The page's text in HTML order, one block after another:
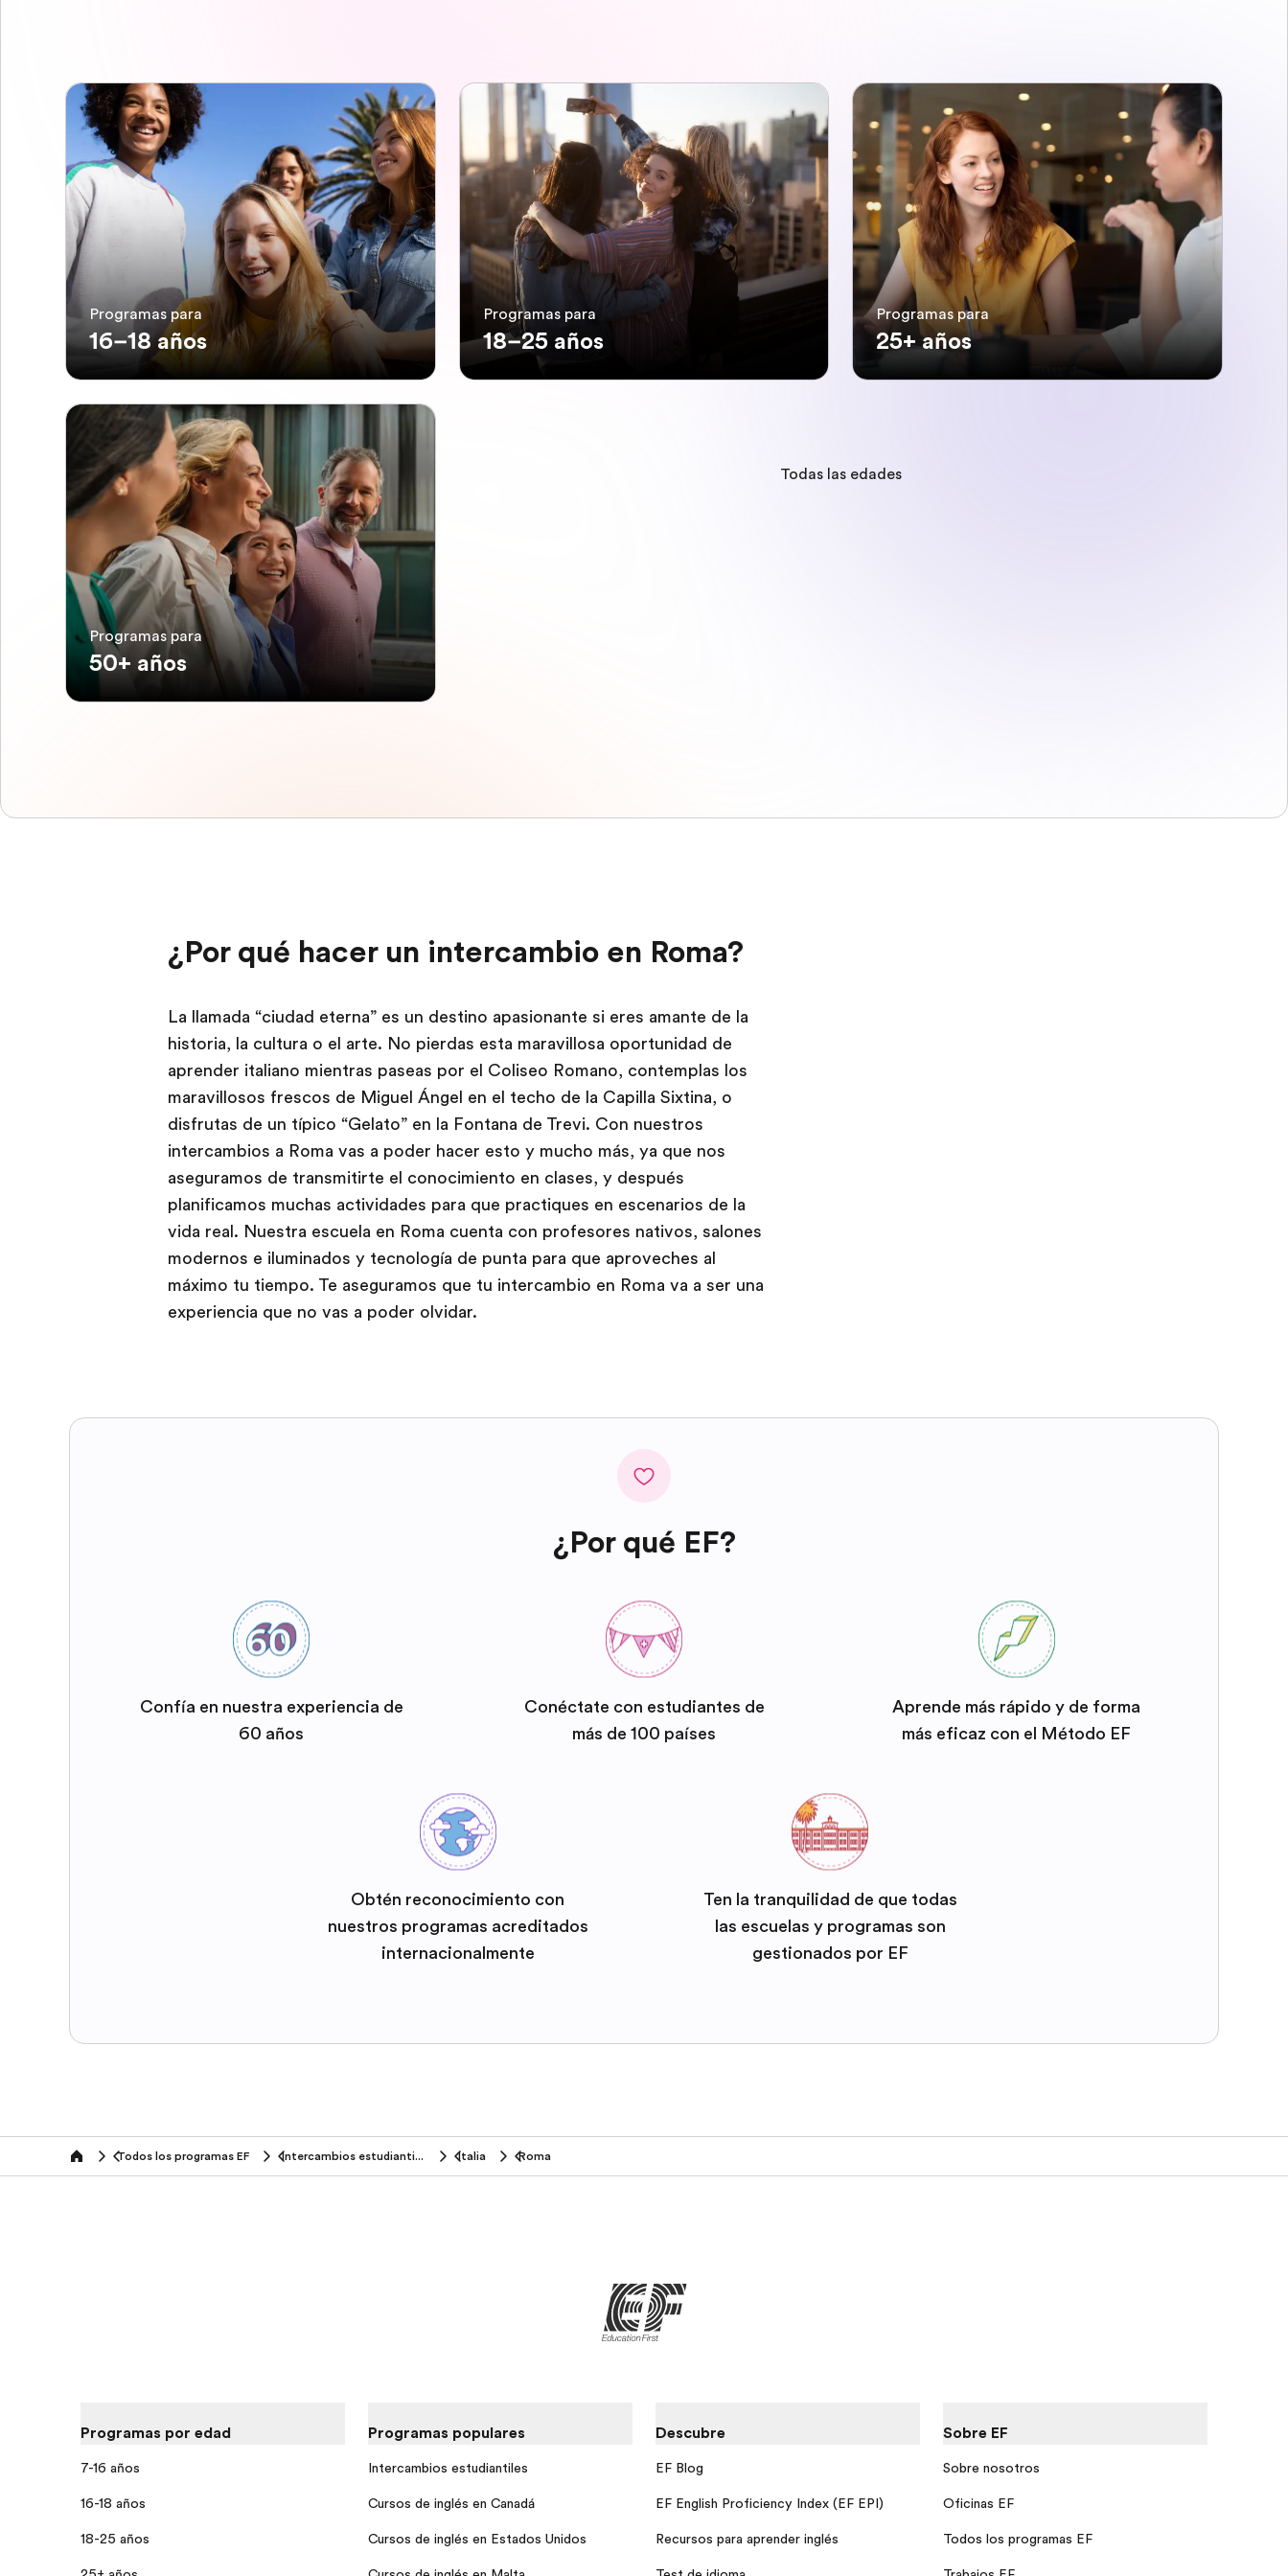
Programas para
16–18 años
Programas para
18–25 años
Programas para
25+ años
Programas para
50+ años
Todas las edades
¿Por qué hacer un intercambio en Roma?
La llamada “ciudad eterna” es un destino apasionante si eres amante de la
historia, la cultura o el arte. No pierdas esta maravillosa oportunidad de
aprender italiano mientras paseas por el Coliseo Romano, contemplas los
maravillosos frescos de Miguel Ángel en el techo de la Capilla Sixtina, o
disfrutas de un típico “Gelato” en la Fontana de Trevi. Con nuestros
intercambios a Roma vas a poder hacer esto y mucho más, ya que nos
aseguramos de transmitirte el conocimiento en clases, y después
planificamos muchas actividades para que practiques en escenarios de la
vida real. Nuestra escuela en Roma cuenta con profesores nativos, salones
modernos e iluminados y tecnología de punta para que aproveches al
máximo tu tiempo. Te aseguramos que tu intercambio en Roma va a ser una
experiencia que no vas a poder olvidar.
¿Por qué EF?
Confía en nuestra experiencia de
60 años
Conéctate con estudiantes de
más de 100 países
Aprende más rápido y de forma
más eficaz con el Método EF
Obtén reconocimiento con
nuestros programas acreditados
internacionalmente
Ten la tranquilidad de que todas
las escuelas y programas son
gestionados por EF
home Todos los programas EF Intercambios estudiantiles Italia Roma
Programas por edad
7-16 años
16-18 años
18-25 años
Programas populares
Intercambios estudiantiles
Cursos de inglés en Canadá
Cursos de inglés en Estados Unidos
Descubre
EF Blog
EF English Proficiency Index (EF EPI)
Recursos para aprender inglés
Sobre EF
Sobre nosotros
Oficinas EF
Todos los programas EF